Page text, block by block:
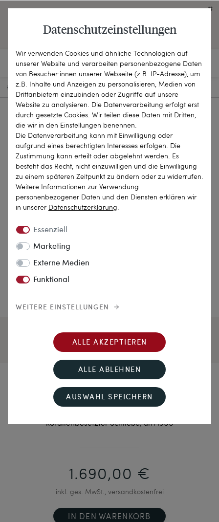
OPEN ENGLISH WEBSITE
HOME SCHMUCKSTÜCKE KETTEN & COLLIERS 23-2167
Rot Geäst aus Meerestiefen
korallenbesetzter Schließe, um 1900
1.690,00 €
inkl. ges. MwSt., versandkostenfrei
IN DEN WARENKORB
Datenschutzeinstellungen
Wir verwenden Cookies und ähnliche Technologien auf
unserer Website und verarbeiten personenbezogene Daten
von Besucher:innen unserer Webseite (z.B. IP-Adresse), um
z.B. Inhalte und Anzeigen zu personalisieren, Medien von
Drittanbietern einzubinden oder Zugriffe auf unsere
Website zu analysieren. Die Datenverarbeitung erfolgt erst
durch gesetzte Cookies. Wir teilen diese Daten mit Dritten,
die wir in den Einstellungen benennen.
Die Datenverarbeitung kann mit Einwilligung oder
aufgrund eines berechtigten Interesses erfolgen. Die
Zustimmung kann erteilt oder abgelehnt werden. Es
besteht das Recht, nicht einzuwilligen und die Einwilligung
zu einem späteren Zeitpunkt zu ändern oder zu widerrufen.
Weitere Informationen zur Verwendung
personenbezogener Daten und den Diensten erklären wir
in unserer Daten­schutz­erklärung.
Essenziell
Marketing
Externe Medien
Funktional
WEITERE EINSTELLUNGEN
ALLE AKZEPTIEREN
ALLE ABLEHNEN
AUSWAHL SPEICHERN